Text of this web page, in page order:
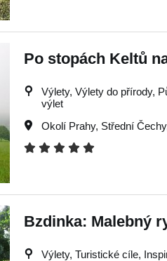
Po stopách Keltů
Výlety, Výlety do přírody,
výlet
Okolí Prahy, Střední Čechy
Bzdinka: Malebný
Výlety, Turistické cíle,